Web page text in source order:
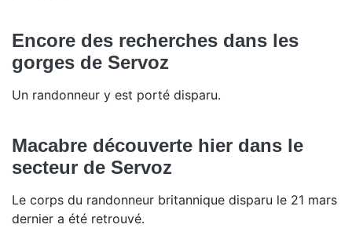
Encore des recherches dans les
gorges de Servoz
Un randonneur y est porté disparu.
Macabre découverte hier dans le
secteur de Servoz
Le corps du randonneur britannique disparu le 21 mars
dernier a été retrouvé.